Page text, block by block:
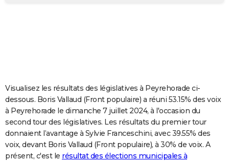
Carte de Noël
Carte Bonne année
Carte Saint-Valentin
Carte Pâques
Carte d'anniversaire
DICTIONNAIRE
Dictionnaire
Biographies
Citations
Expressions
Proverbes
PROGRAMME TV
COPAINS D'AVANT
S'inscrire
Se connecter
Lycées
Collèges
Primaires
Universités
Entreprises
Service militaire
Avis de recherche
AVIS DE DÉCÈS
Visualisez les résultats des législatives à Peyrehorade ci-
dessous. Boris Vallaud (Front populaire) a réuni 53.15% des voix
à Peyrehorade le dimanche 7 juillet 2024, à l'occasion du
second tour des législatives. Les résultats du premier tour
donnaient l’avantage à Sylvie Franceschini, avec 39.55% des
voix, devant Boris Vallaud (Front populaire), à 30% de voix. A
présent, c'est le résultat des élections municipales à